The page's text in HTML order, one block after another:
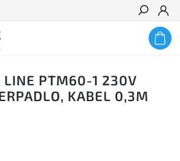
Hledat
LINE PTM60-1 230V
KABEL 0,3M